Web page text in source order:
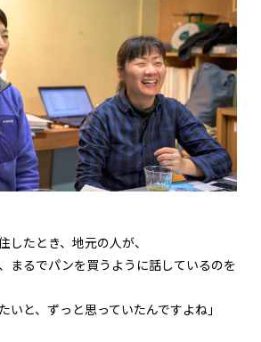
したとき、地元の人が、
まるでパンを買うように話しているのを
いと、ずっと思っていたんですよね」